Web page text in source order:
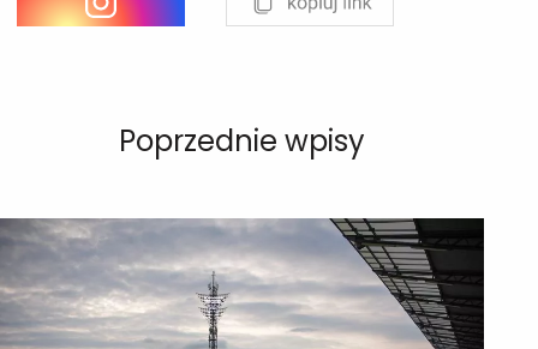
Poprzednie wpisy